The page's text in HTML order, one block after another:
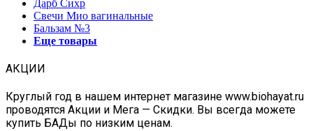
Дарб Сихр
Свечи Мио вагинальные
Бальзам №3
Еще товары
АКЦИИ
Круглый год в нашем интернет магазине www.biohayat.ru
проводятся Акции и Мега — Скидки. Вы всегда можете
купить БАДы по низким ценам.